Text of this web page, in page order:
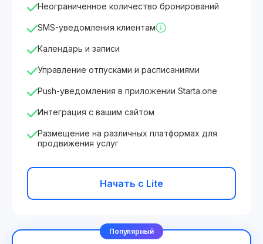
Неограниченное количество бронирований
SMS-уведомления клиентам
Календарь и записи
Управление отпусками и расписаниями
Push-уведомления в приложении Starta.one
Интеграция с вашим сайтом
Размещение на различных платформах для
продвижения услуг
Начать с Lite
Популярный